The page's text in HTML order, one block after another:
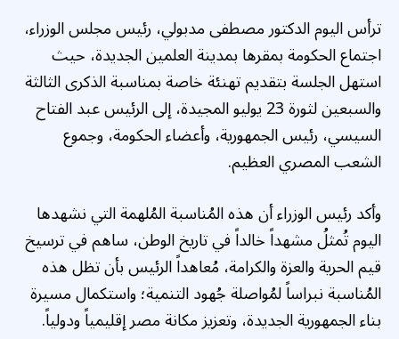
ترأس اليوم الدكتور مصطفى مدبولي، رئيس مجلس الوزراء،
اجتماع الحكومة بمقرها بمدينة العلمين الجديدة، حيث
استهل الجلسة بتقديم تهنئة خاصة بمناسبة الذكرى الثالثة
والسبعين لثورة 23 يوليو المجيدة، إلى الرئيس عبد الفتاح
السيسي، رئيس الجمهورية، وأعضاء الحكومة، وجموع
الشعب المصري العظيم.
وأكد رئيس الوزراء أن هذه المُناسبة المُلهمة التي نشهدها
اليوم تُمثلُ مشهداً خالداً في تاريخ الوطن، ساهم في ترسيخ
قيم الحرية والعزة والكرامة، مُعاهداً الرئيس بأن تظل هذه
المُناسبة نبراساً لمُواصلة جُهود التنمية؛ واستكمال مسيرة
بناء الجمهورية الجديدة، وتعزيز مكانة مصر إقليمياً ودولياً.